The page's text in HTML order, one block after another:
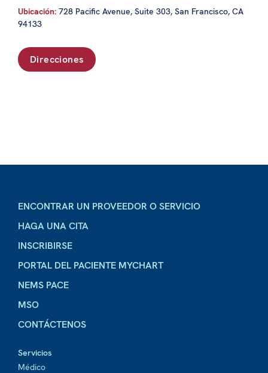
Ubicación: 728 Pacific Avenue, Suite 303, San Francisco, CA
94133
Direcciones
ENCONTRAR UN PROVEEDOR O SERVICIO
HAGA UNA CITA
INSCRIBIRSE
PORTAL DEL PACIENTE MYCHART
NEMS PACE
MSO
CONTÁCTENOS
Servicios
Médico